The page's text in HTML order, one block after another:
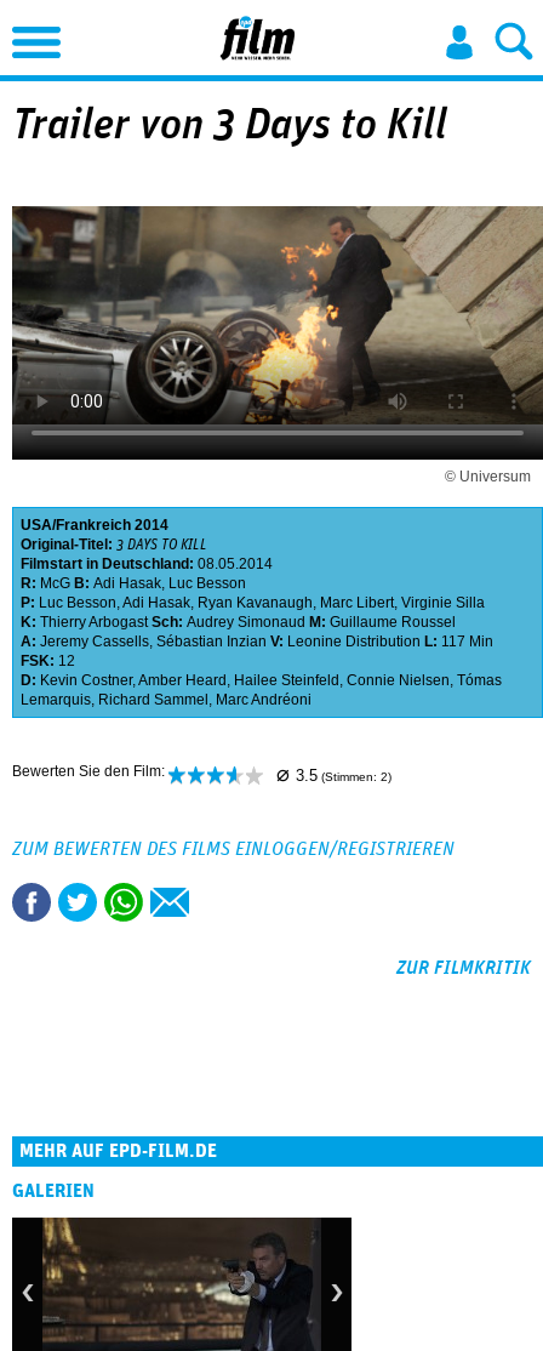
Jump to Navigation
Trailer von 3 Days to Kill
© Universum
USA Frankreich 2014
Original-Titel: 3 DAYS TO KILL
Filmstart in Deutschland: 08.05.2014
R: McG B: Adi Hasak, Luc Besson
P: Luc Besson,Adi Hasak, Ryan Kavanaugh, Marc Libert, Virginie Silla
K: Thierry Arbogast Sch: Audrey Simonaud M: Guillaume Roussel
A: Jeremy Cassells, Sébastian Inzian V: Leonine Distribution L: 117 Min
FSK: 12
D: Kevin Costner,Amber Heard , Hailee Steinfeld , Connie Nielsen, Tómas
Lemarquis, Richard Sammel , Marc Andréoni
Bewerten Sie den Film: ⌀ 3.5 (Stimmen: 2)
ZUM BEWERTEN DES FILMS EINLOGGEN/REGISTRIEREN
ZUR FILMKRITIK
MEHR AUF EPD-FILM.DE
GALERIEN